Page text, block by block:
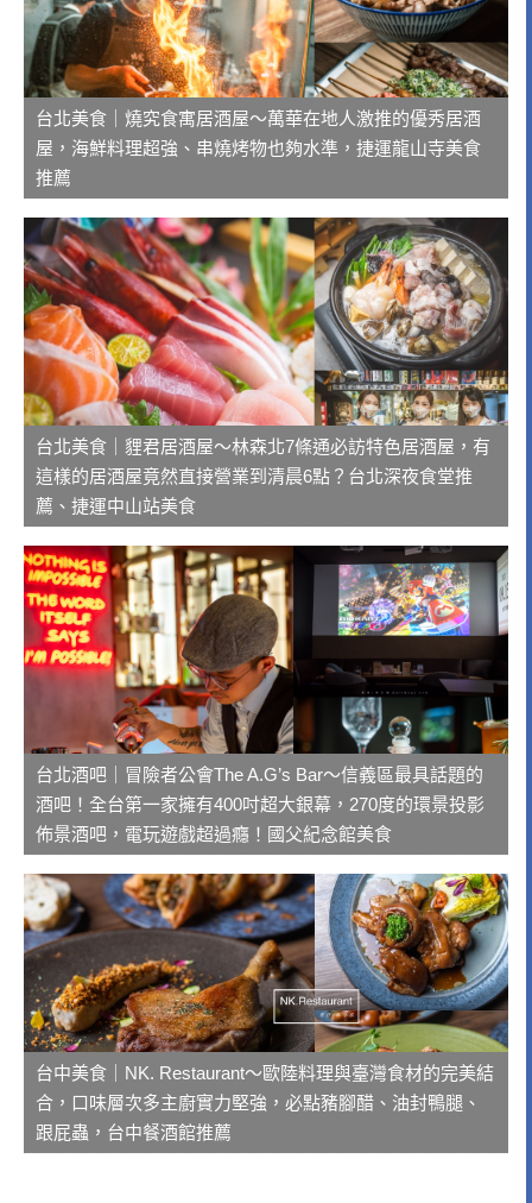
台北美食｜燒究食寓居酒屋～萬華在地人激推的優秀居酒
屋，海鮮料理超強、串燒烤物也夠水準，捷運龍山寺美食
推薦
台北美食｜貍君居酒屋～林森北7條通必訪特色居酒屋，有
這樣的居酒屋竟然直接營業到清晨6點？台北深夜食堂推
薦、捷運中山站美食
台北酒吧｜冒險者公會The A.G’s Bar～信義區最具話題的
酒吧！全台第一家擁有400吋超大銀幕，270度的環景投影
佈景酒吧，電玩遊戲超過癮！國父紀念館美食
台中美食｜NK. Restaurant～歐陸料理與臺灣食材的完美結
合，口味層次多主廚實力堅強，必點豬腳醋、油封鴨腿、
跟屁蟲，台中餐酒館推薦